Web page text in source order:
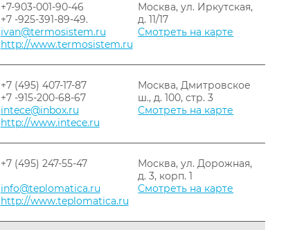
+7-903-001-90-46
+7 -925-391-89-49.
ivan@termosistem.ru
http://www.termosistem.ru
Москва, ул. Иркутская,
д. 11/17
Смотреть на карте
+7 (495) 407-17-87
+7 -915-200-68-67
intece@inbox.ru
http://www.intece.ru
Москва, Дмитровское
ш., д. 100, стр. 3
Смотреть на карте
+7 (495) 247-55-47
info@teplomatica.ru
http://www.teplomatica.ru
Москва, ул. Дорожная,
д. 3, корп. 1
Смотреть на карте